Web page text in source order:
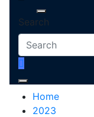
Search
Home
2023